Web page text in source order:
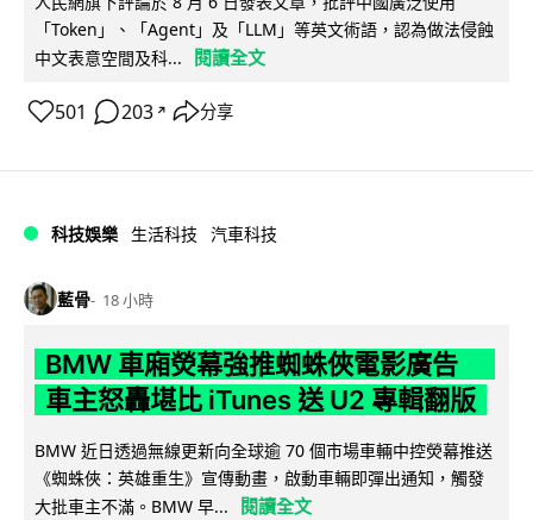
「Token」、「Agent」及「LLM」等英文術語，認為做法侵蝕
中文表意空間及科...
閱讀全文
501 203 ↗ 分享
科技娛樂 生活科技 汽車科技
藍骨 18 小時
BMW 車廂熒幕強推蜘蛛俠電影廣告
車主怒轟堪比 iTunes 送 U2 專輯翻版
BMW 近日透過無線更新向全球逾 70 個市場車輛中控熒幕推送
《蜘蛛俠：英雄重生》宣傳動畫，啟動車輛即彈出通知，觸發
大批車主不滿。BMW 早...
閱讀全文